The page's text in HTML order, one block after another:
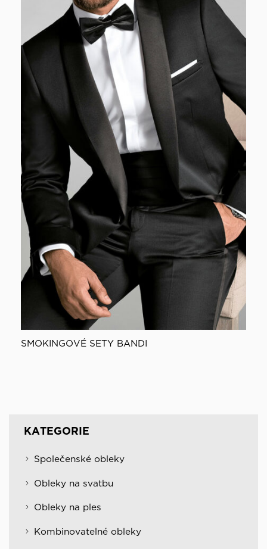
KATEGORIE
Společenské obleky
Obleky na svatbu
Obleky na ples
Kombinovatelné obleky
SMOKINGOVÉ SETY BANDI